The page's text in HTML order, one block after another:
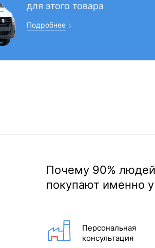
для этого товара
Подробнее
Почему 90% людей
покупают именно
Персональная
консультация